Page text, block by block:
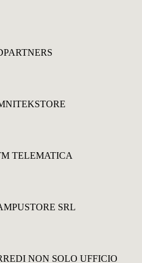
TELEMATICA
SRL
NON SOLO UFFICIO